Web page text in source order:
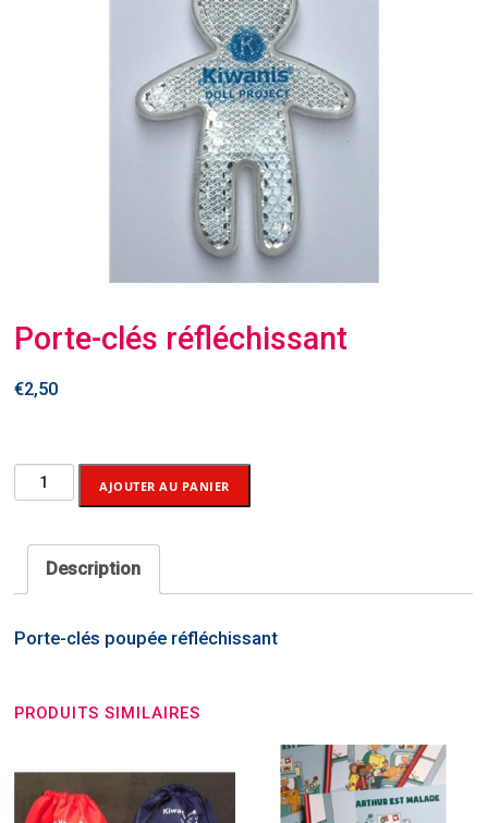
Porte-clés réfléchissant
€2,50
quantité
de
clés
réfléchissant
AJOUTER AU PANIER
Description
Porte-clés poupée réfléchissant
PRODUITS SIMILAIRES